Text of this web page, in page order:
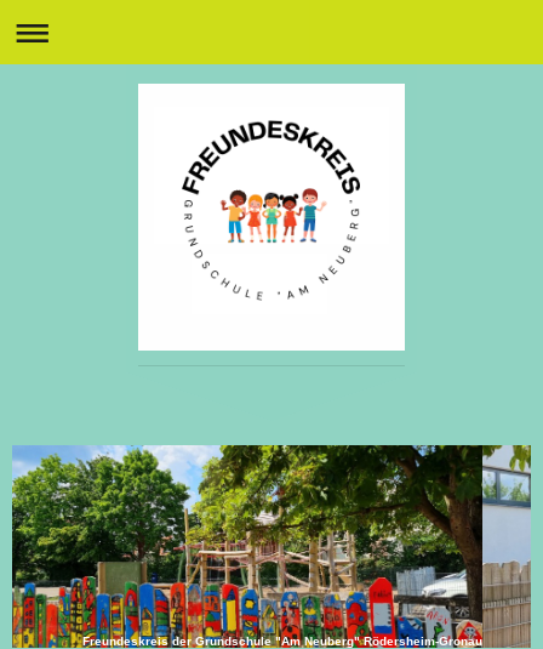
Freundeskreis der Grundschule "Am Neuberg" Rödersheim-Gronau